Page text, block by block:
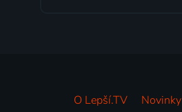
O Lepší.TV Novinky